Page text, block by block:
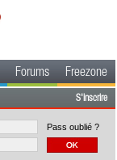
Forums Freezone
S'inscrire
Pass oublié ?